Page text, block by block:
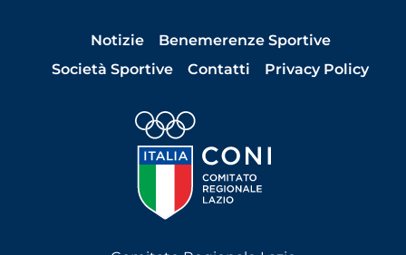
Notizie
Benemerenze Sportive
Società Sportive
Contatti Privacy Policy